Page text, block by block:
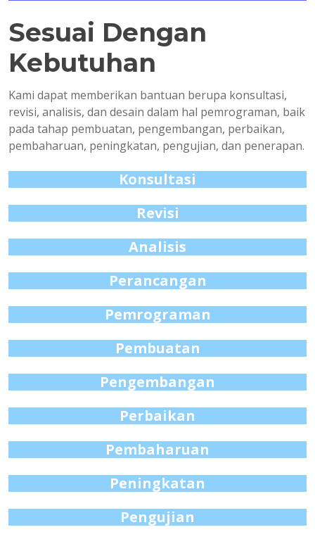
Sesuai Dengan
Kebutuhan
Kami dapat memberikan bantuan berupa konsultasi,
revisi, analisis, dan desain dalam hal pemrograman, baik
pada tahap pembuatan, pengembangan, perbaikan,
pembaharuan, peningkatan, pengujian, dan penerapan.
Konsultasi
Revisi
Analisis
Perancangan
Pemrograman
Pembuatan
Pengembangan
Perbaikan
Pembaharuan
Peningkatan
Pengujian